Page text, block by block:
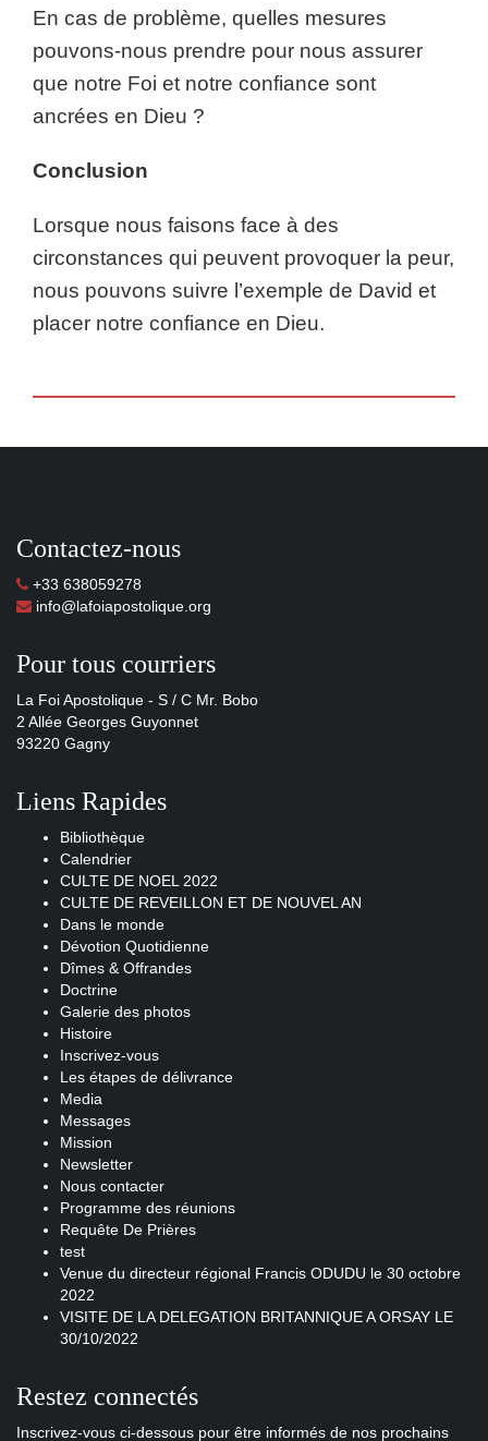
En cas de problème, quelles mesures
pouvons-nous prendre pour nous assurer
que notre Foi et notre confiance sont
ancrées en Dieu ?
Conclusion
Lorsque nous faisons face à des
circonstances qui peuvent provoquer la peur,
nous pouvons suivre l’exemple de David et
placer notre confiance en Dieu.
Contactez-nous
+33 638059278
info@lafoiapostolique.org
Pour tous courriers
La Foi Apostolique - S / C Mr. Bobo
2 Allée Georges Guyonnet
93220 Gagny
Liens Rapides
Bibliothèque
Calendrier
CULTE DE NOEL 2022
CULTE DE REVEILLON ET DE NOUVEL AN
Dans le monde
Dévotion Quotidienne
Dîmes & Offrandes
Doctrine
Galerie des photos
Histoire
Inscrivez-vous
Les étapes de délivrance
Media
Messages
Mission
Newsletter
Nous contacter
Programme des réunions
Requête De Prières
test
Venue du directeur régional Francis ODUDU le 30 octobre
2022
VISITE DE LA DELEGATION BRITANNIQUE A ORSAY LE
30/10/2022
Restez connectés
Inscrivez-vous ci-dessous pour être informés de nos prochains